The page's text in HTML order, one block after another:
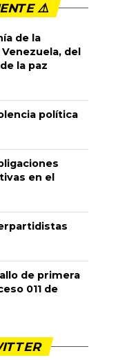
⚠️️
de la
del
la paz
política
en el
de primera
011 de